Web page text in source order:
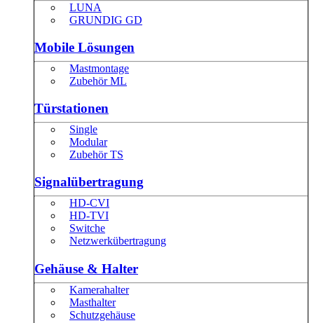
LUNA
GRUNDIG GD
Mobile Lösungen
Mastmontage
Zubehör ML
Türstationen
Single
Modular
Zubehör TS
Signalübertragung
HD-CVI
HD-TVI
Switche
Netzwerkübertragung
Gehäuse & Halter
Kamerahalter
Masthalter
Schutzgehäuse